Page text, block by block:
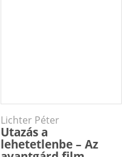
Lichter Péter
Utazás a
lehetetlenbe – Az